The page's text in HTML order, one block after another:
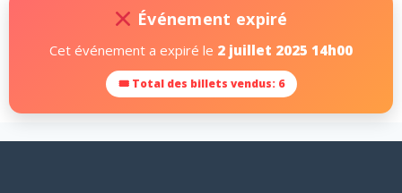
Événement expiré
Cet événement a expiré le 2 juillet 2025 14h00
🎟 Total des billets vendus: 6